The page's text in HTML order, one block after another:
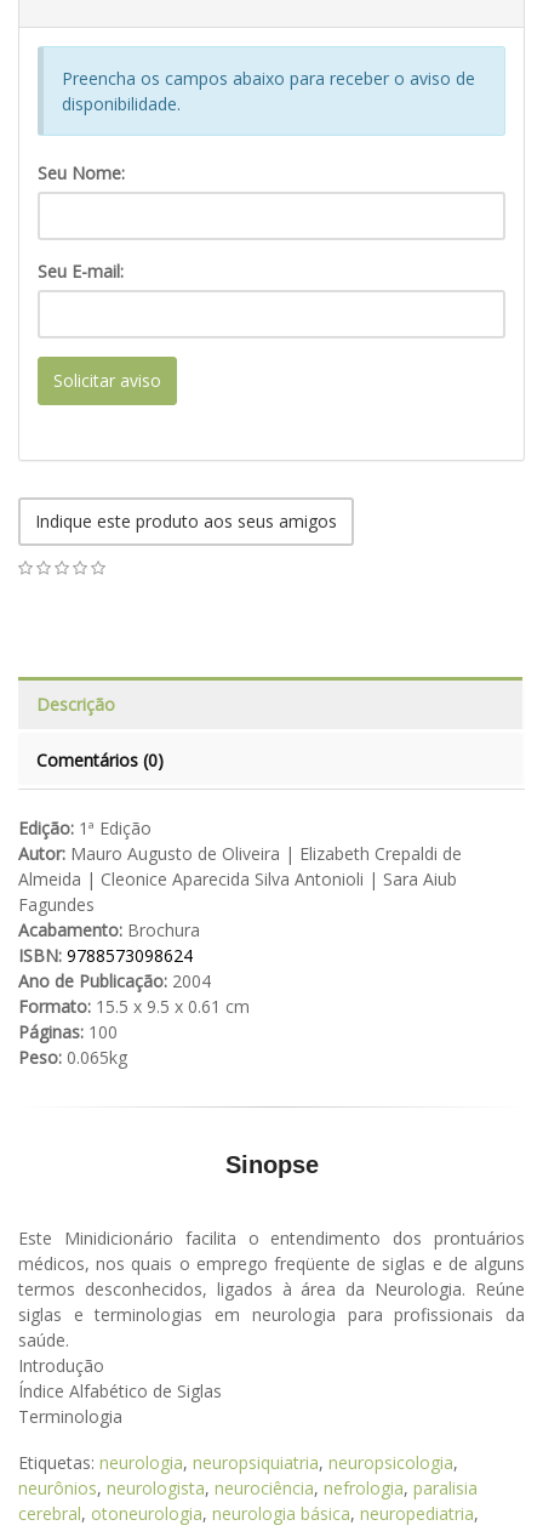
Preencha os campos abaixo para receber o aviso de
disponibilidade.
Seu Nome:
Seu E-mail:
Solicitar aviso
Indique este produto aos seus amigos
Descrição
Comentários (0)
Edição: 1ª Edição
Autor: Mauro Augusto de Oliveira | Elizabeth Crepaldi de
Almeida | Cleonice Aparecida Silva Antonioli | Sara Aiub
Fagundes
Acabamento: Brochura
ISBN: 9788573098624
Ano de Publicação: 2004
Formato: 15.5 x 9.5 x 0.61 cm
Páginas: 100
Peso: 0.065kg
Sinopse
Este Minidicionário facilita o entendimento dos prontuários
médicos, nos quais o emprego freqüente de siglas e de alguns
termos desconhecidos, ligados à área da Neurologia. Reúne
siglas e terminologias em neurologia para profissionais da
saúde.
Introdução
Índice Alfabético de Siglas
Terminologia
Etiquetas: neurologia, neuropsiquiatria, neuropsicologia,
neurônios, neurologista, neurociência, nefrologia, paralisia
cerebral, otoneurologia, neurologia básica, neuropediatria,